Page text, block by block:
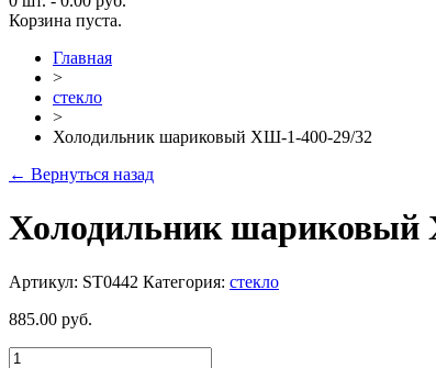
Корзина пуста.
Главная
>
стекло
>
Холодильник шариковый ХШ-1-400-29/32
← Вернуться назад
Холодильник шариковый
Артикул: ST0442 Категория: стекло
885.00 руб.